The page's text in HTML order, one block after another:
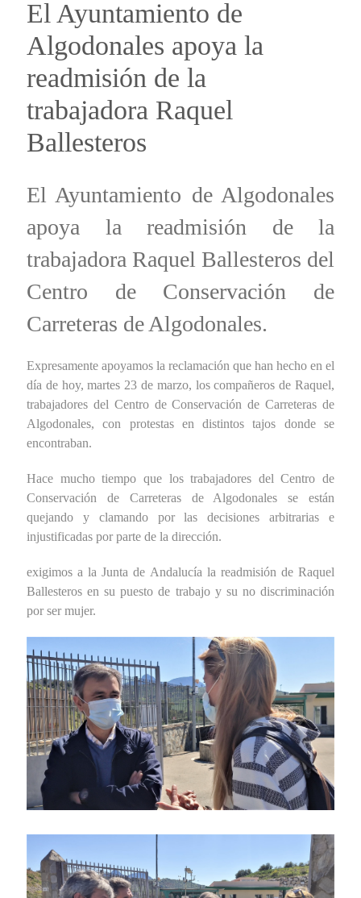
El Ayuntamiento de
Algodonales apoya la
readmisión de la
trabajadora Raquel
Ballesteros
El Ayuntamiento de Algodonales
apoya la readmisión de la
trabajadora Raquel Ballesteros del
Centro de Conservación de
Carreteras de Algodonales.
Expresamente apoyamos la reclamación que han hecho en el
día de hoy, martes 23 de marzo, los compañeros de Raquel,
trabajadores del Centro de Conservación de Carreteras de
Algodonales, con protestas en distintos tajos donde se
encontraban.
Hace mucho tiempo que los trabajadores del Centro de
Conservación de Carreteras de Algodonales se están
quejando y clamando por las decisiones arbitrarias e
injustificadas por parte de la dirección.
exigimos a la Junta de Andalucía la readmisión de Raquel
Ballesteros en su puesto de trabajo y su no discriminación
por ser mujer.